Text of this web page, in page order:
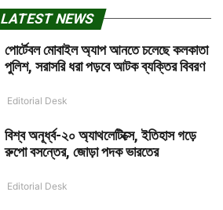
LATEST NEWS
পোর্টেবল মোবাইল অ্যাপ আনতে চলেছে কলকাতা
পুলিশ, সরাসরি ধরা পড়বে আটক ব্যক্তির বিবরণ
Editorial Desk
বিশ্ব অনূর্ধ্ব-২০ অ্যাথলেটিক্সে, ইতিহাস গড়ে
রুপো বসন্তের, জোড়া পদক ভারতের
Editorial Desk